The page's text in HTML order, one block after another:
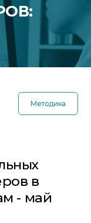
Методика
в
- май